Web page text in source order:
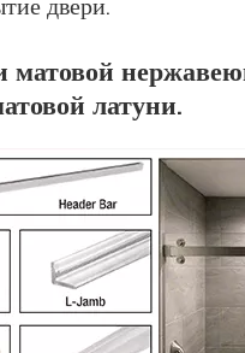
двери.
матовой
латуни.